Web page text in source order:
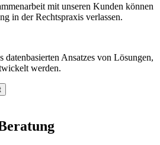
mit unseren Kunden können
in der Rechtspraxis verlassen.
datenbasierten Ansatzes von Lösungen,
werden.